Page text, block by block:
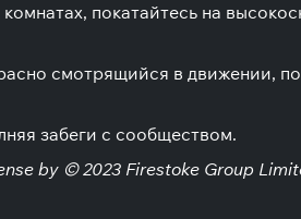
покатайтесь на
смотрящийся в движении,
забеги с сообществом.
by © 2023 Firestoke Group